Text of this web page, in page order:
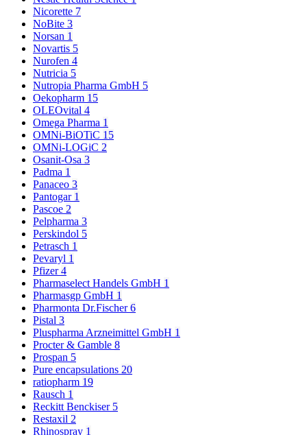
Nicorette 7
NoBite 3
Norsan 1
Novartis 5
Nurofen 4
Nutricia 5
Nutropia Pharma GmbH 5
Oekopharm 15
OLEOvital 4
Omega Pharma 1
OMNi-BiOTiC 15
OMNi-LOGiC 2
Osanit-Osa 3
Padma 1
Panaceo 3
Pantogar 1
Pascoe 2
Pelpharma 3
Perskindol 5
Petrasch 1
Pevaryl 1
Pfizer4
Pharmaselect Handels GmbH 1
Pharmasgp GmbH 1
Pharmonta Dr.Fischer6
Pistal 3
Pluspharma Arzneimittel GmbH 1
Procter & Gamble 8
Prospan 5
Pure encapsulations 20
ratiopharm 19
Rausch 1
Reckitt Benckiser 5
Restaxil 2
Rhinospray 1